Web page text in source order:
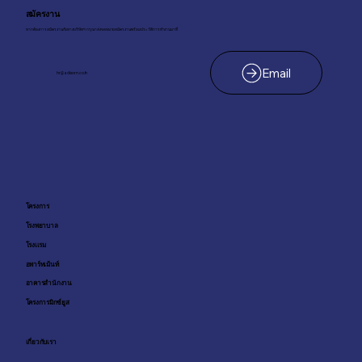
โครงการ
โรงพยาบาล
โรงเเรม
อพาร์ทเม้นท์
อาคารสำนักงาน
โครงการมิกซ์ยูส
เกี่ยวกับเรา
สมัครงาน
หากต้องการสมัครงานกับทางบริษัทฯ กรุณาส่งจดหมายสมัครงานพร้อมประวัติการทำงานมาที่
hr@adisorn.co.th